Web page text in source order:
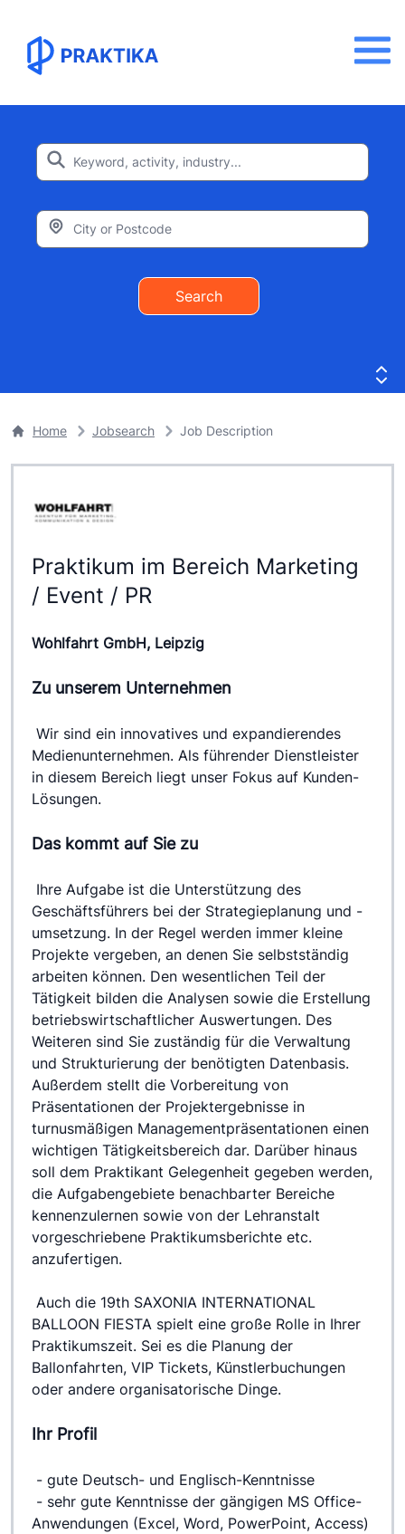
Search
Home Jobsearch Job Description
Praktikum im Bereich Marketing
/ Event / PR
Wohlfahrt GmbH, Leipzig
Zu unserem Unternehmen
Medienunternehmen. Als führender Dienstleister
in diesem Bereich liegt unser Fokus auf Kunden-
Lösungen.
Das kommt auf Sie zu
Geschäftsführers bei der Strategieplanung und -
umsetzung. In der Regel werden immer kleine
Projekte vergeben, an denen Sie selbstständig
arbeiten können. Den wesentlichen Teil der
Tätigkeit bilden die Analysen sowie die Erstellung
betriebswirtschaftlicher Auswertungen. Des
Weiteren sind Sie zuständig für die Verwaltung
und Strukturierung der benötigten Datenbasis.
Außerdem stellt die Vorbereitung von
Präsentationen der Projektergebnisse in
turnusmäßigen Managementpräsentationen einen
wichtigen Tätigkeitsbereich dar. Darüber hinaus
soll dem Praktikant Gelegenheit gegeben werden,
die Aufgabengebiete benachbarter Bereiche
kennenzulernen sowie von der Lehranstalt
vorgeschriebene Praktikumsberichte etc.
anzufertigen.
BALLOON FIESTA spielt eine große Rolle in Ihrer
Praktikumszeit. Sei es die Planung der
Ballonfahrten, VIP Tickets, Künstlerbuchungen
oder andere organisatorische Dinge.
Ihr Profil
- gute Deutsch- und Englisch-Kenntnisse
Anwendungen (Excel, Word, PowerPoint, Access)